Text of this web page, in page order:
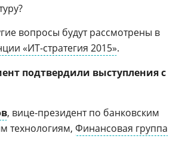
вопросы будут рассмотрены в
«ИТ-стратегия 2015».
подтвердили выступления с
, вице-президент по банковским
технологиям, Финансовая группа